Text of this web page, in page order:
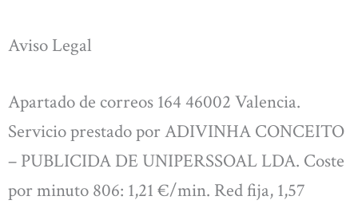
Aviso Legal
Apartado de correos 164 46002 Valencia.
Servicio prestado por ADIVINHA CONCEITO
– PUBLICIDA DE UNIPERSSOAL LDA. Coste
por minuto 806: 1,21 €/min. Red fija, 1,57